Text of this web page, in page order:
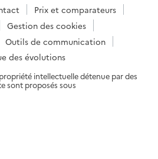
Prix et comparateurs
Gestion des cookies
Outils de communication
des évolutions
intellectuelle détenue par des
sont proposés sous